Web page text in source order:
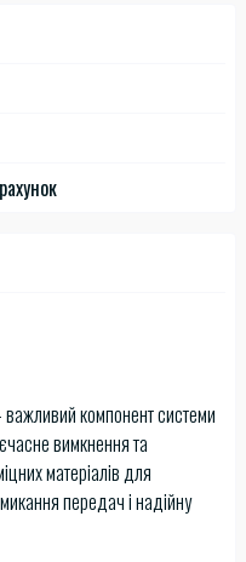
компонент системи
вимкнення та
матеріалів для
передач і надійну